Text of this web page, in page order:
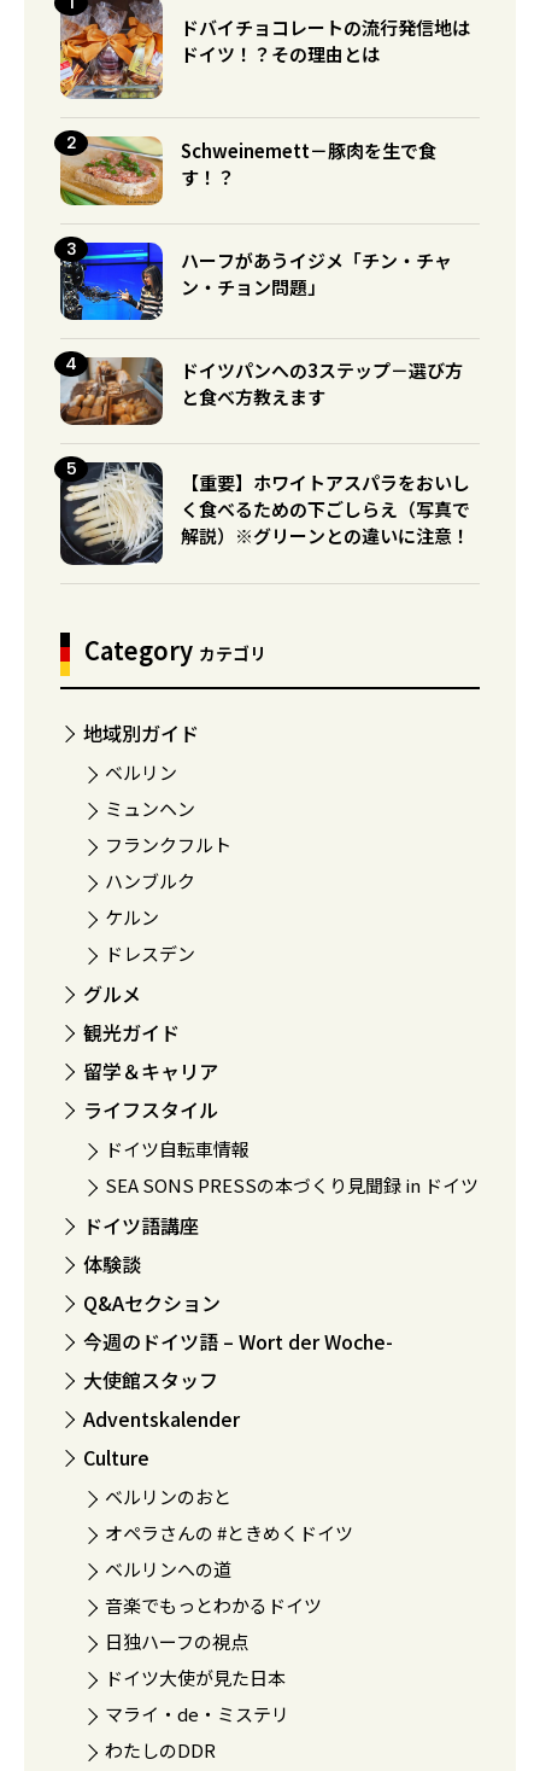
ドバイチョコレートの流行発信地は
ドイツ！？その理由とは
Schweinemett－豚肉を生で食
す！？
ハーフがあうイジメ「チン・チャ
ン・チョン問題」
ドイツパンへの3ステップ－選び方
と食べ方教えます
【重要】ホワイトアスパラをおいし
く食べるための下ごしらえ（写真で
解説）※グリーンとの違いに注意！
Category カテゴリ
地域別ガイド
ベルリン
ミュンヘン
フランクフルト
ハンブルク
ケルン
ドレスデン
グルメ
観光ガイド
留学＆キャリア
ライフスタイル
ドイツ自転車情報
SEA SONS PRESSの本づくり見聞録 in ドイツ
ドイツ語講座
体験談
Q&Aセクション
今週のドイツ語 – Wort der Woche-
大使館スタッフ
Adventskalender
Culture
ベルリンのおと
オペラさんの #ときめくドイツ
ベルリンへの道
音楽でもっとわかるドイツ
日独ハーフの視点
ドイツ大使が見た日本
マライ・de・ミステリ
わたしのDDR